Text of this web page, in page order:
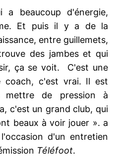
beaucoup d'énergie,
Et puis il y a de la
entre guillemets,
des jambes et qui
ça se voit. C'est une
coach, c'est vrai. Il est
mettre de pression à
c'est un grand club, qui
beaux à voir jouer ». a
d'un entretien
Téléfoot.